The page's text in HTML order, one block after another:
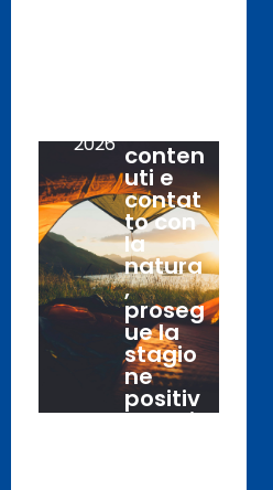
2026 conten
uti e
contat
to con
la
natura
,
proseg
ue la
stagio
ne
positiv
a per i